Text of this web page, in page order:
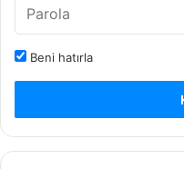
Beni hatırla